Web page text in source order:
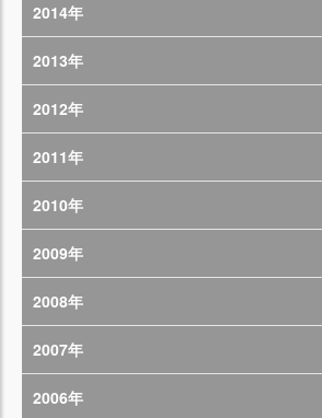
2014年
2013年
2012年
2011年
2010年
2009年
2008年
2007年
2006年